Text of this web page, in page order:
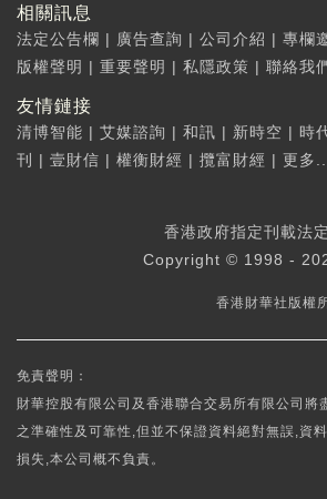
相關訊息
法定公告欄 | 廣告查詢 | 公司介紹 | 專欄
版權聲明 | 重要聲明 | 私隱政策 | 聯絡我
友情鏈接
清博智能 | 艾媒諮詢 | 和訊 | 新時空 | 時
刊
| 壹財信 | 權衡財經 | 攬富財經 | 更多
香港政府指定刊載法
Copyright © 1998 -
香港財華社版權
免責聲明：
財華控股有限公司及香港聯合交易所有限公司將
之準確性及可靠性,但並不保證資料絕對無誤,資
損失,本公司概不負責。